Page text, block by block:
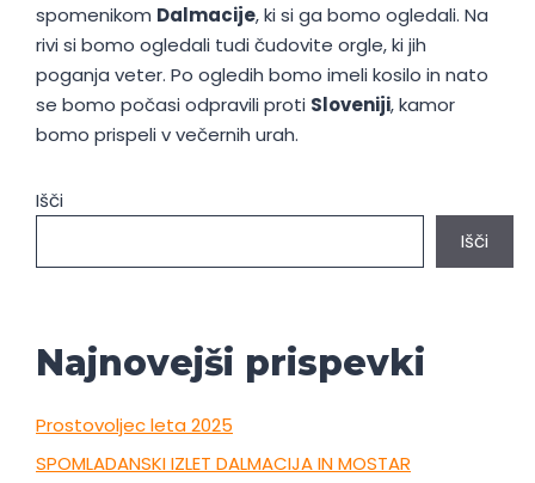
spomenikom Dalmacije, ki si ga bomo ogledali. Na
rivi si bomo ogledali tudi čudovite orgle, ki jih
poganja veter. Po ogledih bomo imeli kosilo in nato
se bomo počasi odpravili proti Sloveniji, kamor
bomo prispeli v večernih urah.
Išči
Išči
Najnovejši prispevki
Prostovoljec leta 2025
SPOMLADANSKI IZLET DALMACIJA IN MOSTAR